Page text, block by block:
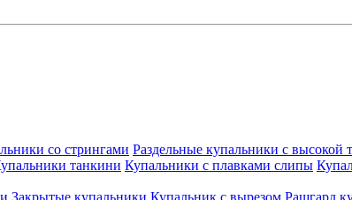
со стрингами Раздельные купальники с высокой
танкини Купальники с плавками слипы
Закрытые купальники Купальник с вырезом Рашгард